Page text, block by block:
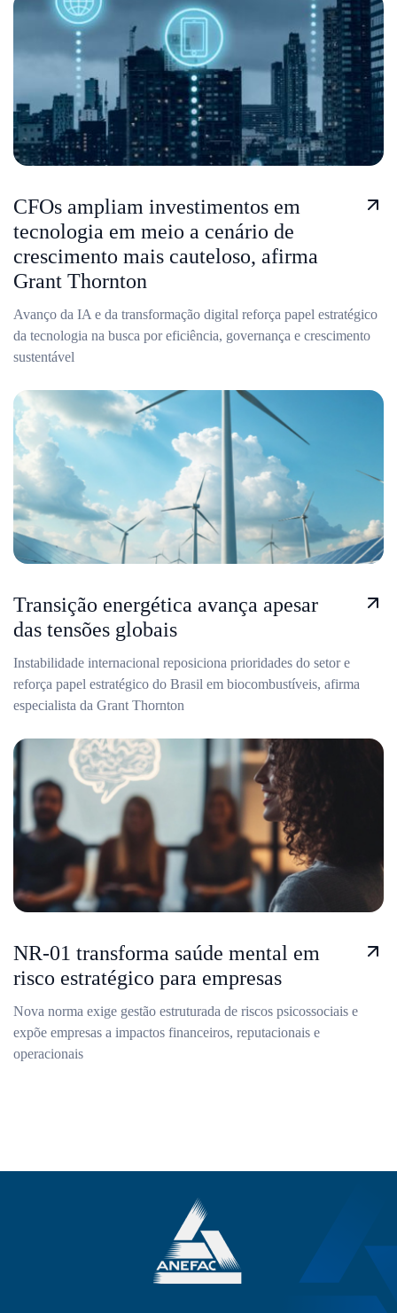
CFOs ampliam investimentos em
tecnologia em meio a cenário de
crescimento mais cauteloso, afirma
Grant Thornton
Avanço da IA e da transformação digital reforça papel estratégico
da tecnologia na busca por eficiência, governança e crescimento
sustentável
Transição energética avança apesar
das tensões globais
Instabilidade internacional reposiciona prioridades do setor e
reforça papel estratégico do Brasil em biocombustíveis, afirma
especialista da Grant Thornton
NR-01 transforma saúde mental em
risco estratégico para empresas
Nova norma exige gestão estruturada de riscos psicossociais e
expõe empresas a impactos financeiros, reputacionais e
operacionais